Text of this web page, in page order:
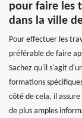
pour faire les
dans la ville
Pour effectuer les
préférable de faire
Sachez qu'il s'agit
formations
côté de cela, il
de plus amples